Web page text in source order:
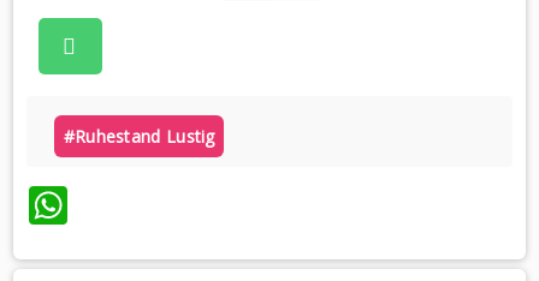
#ruhestand Lustig
WhatsApp